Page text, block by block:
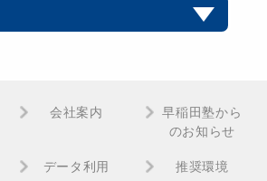
会社案内
早稲田塾から
のお知らせ
データ利用 推奨環境